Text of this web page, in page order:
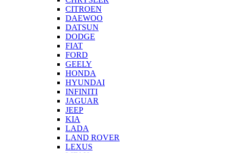
CITROEN
DAEWOO
DATSUN
DODGE
FIAT
FORD
GEELY
HONDA
HYUNDAI
INFINITI
JAGUAR
JEEP
KIA
LADA
LAND ROVER
LEXUS